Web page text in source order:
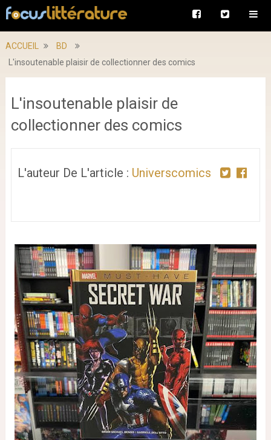
ACCUEIL
BD
L'insoutenable plaisir de collectionner des comics
L'insoutenable plaisir de
collectionner des comics
L'auteur De L'article : Universcomics